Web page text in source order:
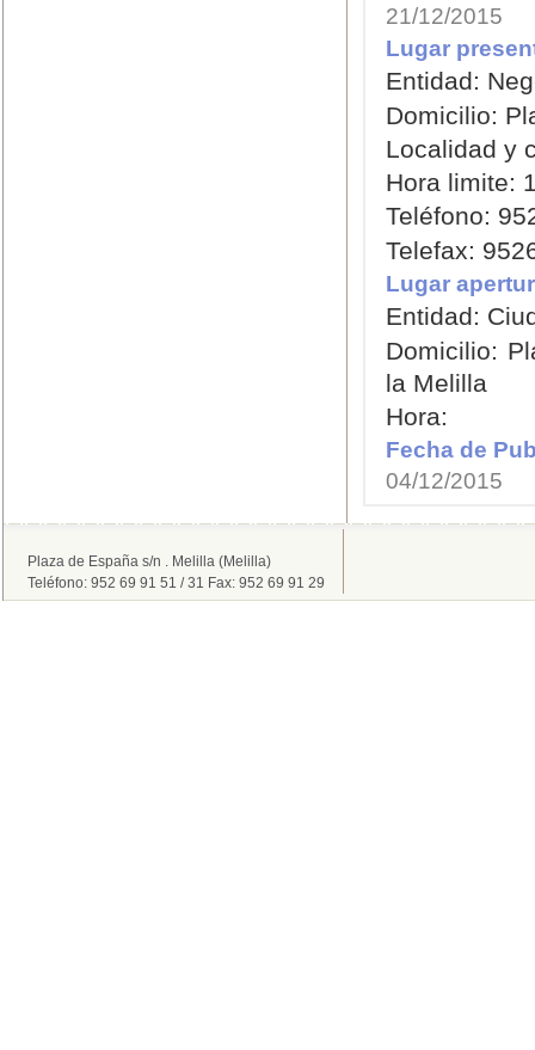
21/12/2015
Lugar
Entidad:
Domicilio:
Localidad y
Hora limite:
Teléfono:
Telefax:
Lugar
Entidad:
Domicilio:
la Melilla
Hora:
Fecha de
04/12/2015
Plaza de España s/n . Melilla (Melilla)
Teléfono: 952 69 91 51 / 31 Fax: 952 69 91 29